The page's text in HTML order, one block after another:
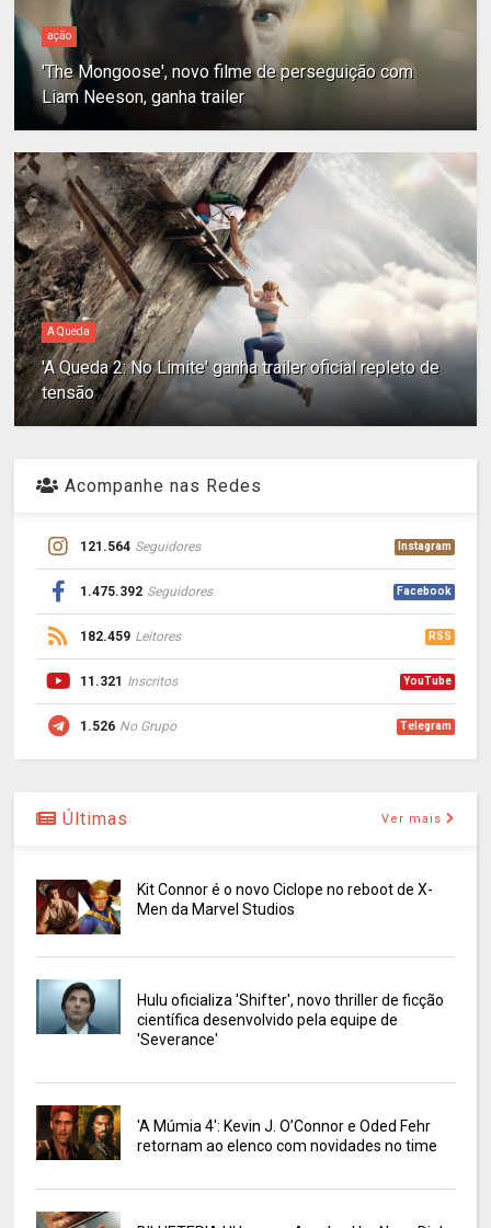
ação
'The Mongoose', novo filme de perseguição com
Liam Neeson, ganha trailer
A Queda
'A Queda 2: No Limite' ganha trailer oficial repleto de
tensão
Acompanhe nas Redes
121.564 Seguidores Instagram
1.475.392 Seguidores Facebook
182.459 Leitores RSS
11.321 Inscritos YouTube
1.526 No Grupo Telegram
Últimas Ver mais
Kit Connor é o novo Ciclope no reboot de X-
Men da Marvel Studios
Hulu oficializa 'Shifter', novo thriller de ficção
científica desenvolvido pela equipe de
'Severance'
'A Múmia 4': Kevin J. O’Connor e Oded Fehr
retornam ao elenco com novidades no time